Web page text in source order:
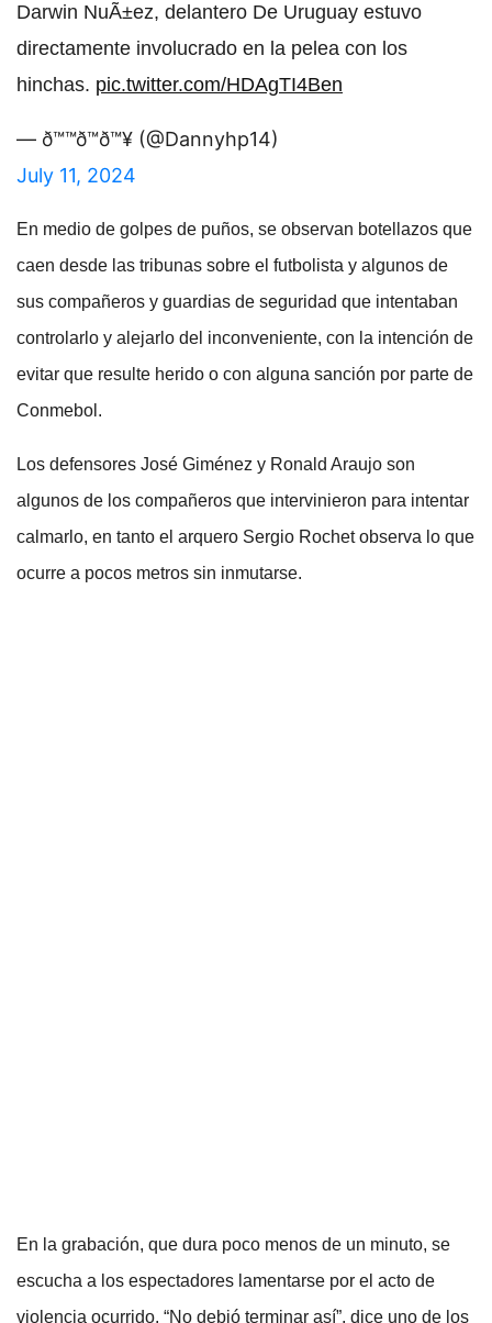
Darwin NuÃ±ez, delantero De Uruguay estuvo
directamente involucrado en la pelea con los
hinchas. pic.twitter.com/HDAgTI4Ben
— ð™™ð™ð™¥ (@Dannyhp14)
July 11, 2024
En medio de golpes de puños, se observan botellazos que
caen desde las tribunas sobre el futbolista y algunos de
sus compañeros y guardias de seguridad que intentaban
controlarlo y alejarlo del inconveniente, con la intención de
evitar que resulte herido o con alguna sanción por parte de
Conmebol.
Los defensores José Giménez y Ronald Araujo son
algunos de los compañeros que intervinieron para intentar
calmarlo, en tanto el arquero Sergio Rochet observa lo que
ocurre a pocos metros sin inmutarse.
En la grabación, que dura poco menos de un minuto, se
escucha a los espectadores lamentarse por el acto de
violencia ocurrido. “No debió terminar así”, dice uno de los